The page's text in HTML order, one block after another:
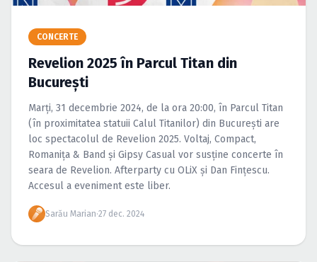
Caută în site...
CONCERTE
Revelion 2025 în Parcul Titan din
București
Marți, 31 decembrie 2024, de la ora 20:00, în Parcul Titan
(în proximitatea statuii Calul Titanilor) din București are
loc spectacolul de Revelion 2025. Voltaj, Compact,
Romanița & Band și Gipsy Casual vor susține concerte în
seara de Revelion. Afterparty cu OLiX și Dan Fințescu.
Accesul a eveniment este liber.
Sarău Marian·27 dec. 2024